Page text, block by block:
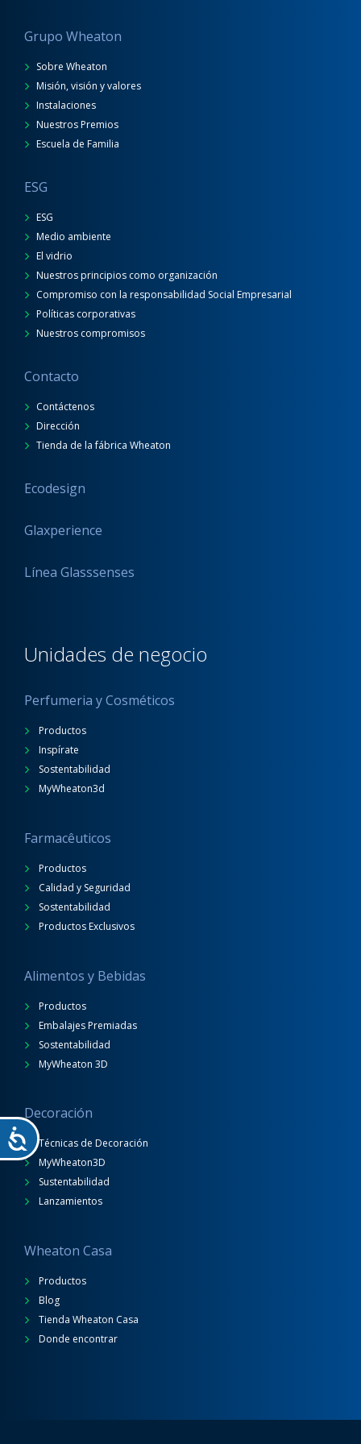
Grupo Wheaton
Sobre Wheaton
Misión, visión y valores
Instalaciones
Nuestros Premios
Escuela de Familia
ESG
ESG
Medio ambiente
El vidrio
Nuestros principios como organización
Compromiso con la responsabilidad Social Empresarial
Políticas corporativas
Nuestros compromisos
Contacto
Contáctenos
Dirección
Tienda de la fábrica Wheaton
Ecodesign
Glaxperience
Línea Glasssenses
Unidades de negocio
Perfumeria y Cosméticos
Productos
Inspírate
Sostentabilidad
MyWheaton3d
Farmacêuticos
Productos
Calidad y Seguridad
Sostentabilidad
Productos Exclusivos
Alimentos y Bebidas
Productos
Embalajes Premiadas
Sostentabilidad
MyWheaton 3D
Decoración
Técnicas de Decoración
MyWheaton3D
Sustentabilidad
Lanzamientos
Wheaton Casa
Productos
Blog
Tienda Wheaton Casa
Donde encontrar